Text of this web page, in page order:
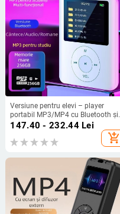
Versiune pentru elevi – player
portabil MP3/MP4 cu Bluetooth și
ecran, suport citire în limba engleză
147.40 - 232.44Lei
add_shopping_cart